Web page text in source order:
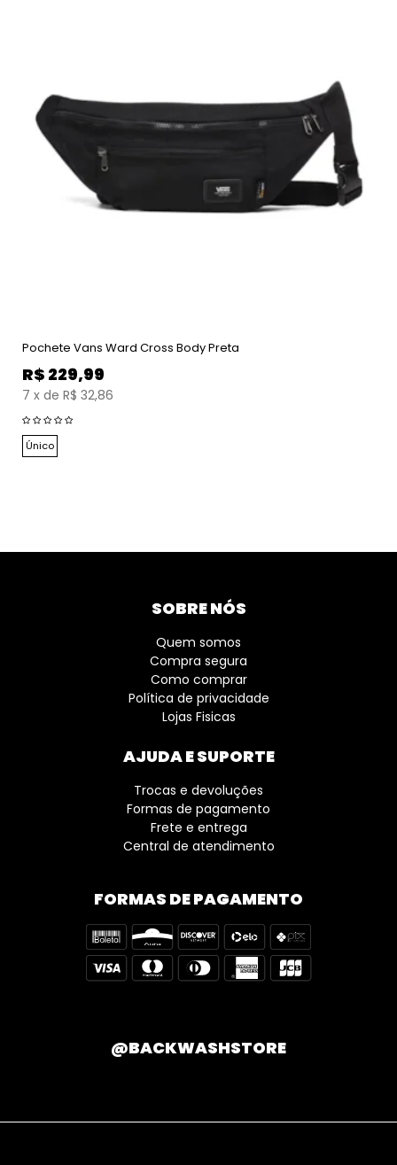
Pochete Vans Ward Cross Body Preta
R$ 229,99
7 x de R$ 32,86
Único
SOBRE NÓS
Quem somos
Compra segura
Como comprar
Política de privacidade
Lojas Fisicas
AJUDA E SUPORTE
Trocas e devoluções
Formas de pagamento
Frete e entrega
Central de atendimento
FORMAS DE PAGAMENTO
@BACKWASHSTORE